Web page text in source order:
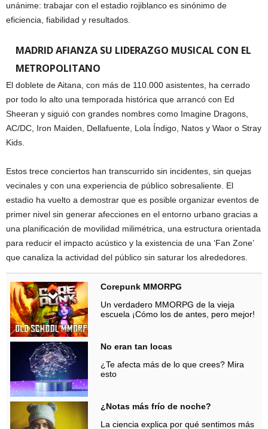
unánime: trabajar con el estadio rojiblanco es sinónimo de
eficiencia, fiabilidad y resultados.
MADRID AFIANZA SU LIDERAZGO MUSICAL CON EL
METROPOLITANO
El doblete de Aitana, con más de 110.000 asistentes, ha cerrado
por todo lo alto una temporada histórica que arrancó con Ed
Sheeran y siguió con grandes nombres como Imagine Dragons,
AC/DC, Iron Maiden, Dellafuente, Lola Índigo, Natos y Waor o Stray
Kids.
Estos trece conciertos han transcurrido sin incidentes, sin quejas
vecinales y con una experiencia de público sobresaliente. El
estadio ha vuelto a demostrar que es posible organizar eventos de
primer nivel sin generar afecciones en el entorno urbano gracias a
una planificación de movilidad milimétrica, una estructura orientada
para reducir el impacto acústico y la existencia de una ‘Fan Zone’
que canaliza la actividad del público sin saturar los alrededores.
Corepunk MMORPG
Un verdadero MMORPG de la vieja
escuela ¡Cómo los de antes, pero mejor!
No eran tan locas
¿Te afecta más de lo que crees? Mira
esto
¿Notas más frío de noche?
La ciencia explica por qué sentimos más